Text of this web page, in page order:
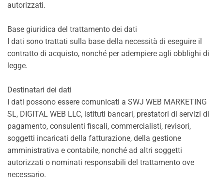
autorizzati.
Base giuridica del trattamento dei dati
I dati sono trattati sulla base della necessità di eseguire il
contratto di acquisto, nonché per adempiere agli obblighi di
legge.
Destinatari dei dati
I dati possono essere comunicati a SWJ WEB MARKETING
SL, DIGITAL WEB LLC, istituti bancari, prestatori di servizi di
pagamento, consulenti fiscali, commercialisti, revisori,
soggetti incaricati della fatturazione, della gestione
amministrativa e contabile, nonché ad altri soggetti
autorizzati o nominati responsabili del trattamento ove
necessario.